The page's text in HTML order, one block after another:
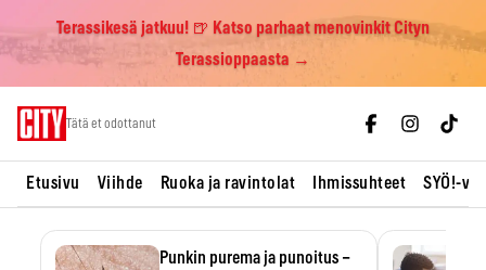
Terassikesä jatkuu! 🍺 Katso parhaat menovinkit Cityn
Terassioppaasta →
Tätä et odottanut
Etusivu Viihde Ruoka ja ravintolat Ihmissuhteet SYÖ!-
Punkin purema ja punoitus –